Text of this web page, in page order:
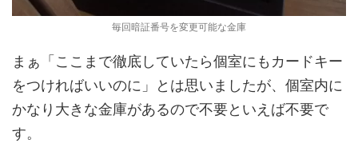
毎回暗証番号を変更可能な金庫
まぁ「ここまで徹底していたら個室にもカードキー
をつければいいのに」とは思いましたが、個室内に
かなり大きな金庫があるので不要といえば不要で
す。